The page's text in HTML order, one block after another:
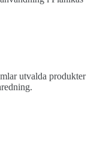
utvalda produkter